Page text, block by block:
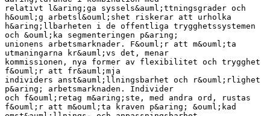
relativt l&aring;ga syssels&auml;ttningsgrader och
h&ouml;g arbetsl&ouml;shet riskerar att urholka
h&aring;llbarheten i de offentliga trygghetssystemen
och &ouml;ka segmenteringen p&aring;
unionens arbetsmarknader. F&ouml;r att m&ouml;ta
utmaningarna kr&auml;vs det, menar
kommissionen, nya former av flexibilitet och trygghet
f&ouml;r att fr&auml;mja
individers anst&auml;llningsbarhet och r&ouml;rlighet
p&aring; arbetsmarknaden. Individer
och f&ouml;retag m&aring;ste, med andra ord, rustas
f&ouml;r att m&ouml;ta kraven p&aring; &ouml;kad